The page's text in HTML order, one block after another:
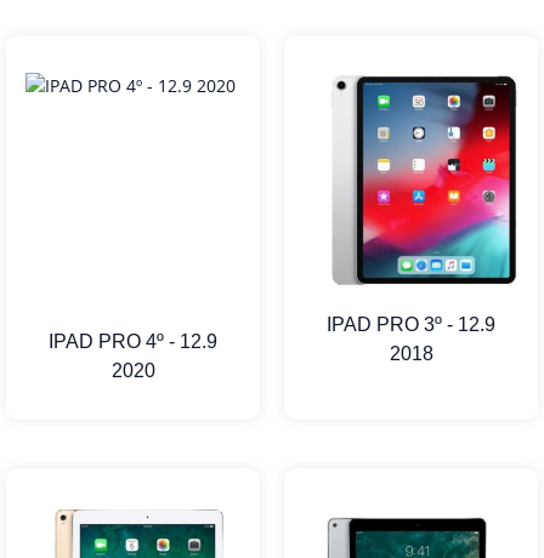
IPAD PRO 4º - 12.9
2020
IPAD PRO 3º - 12.9
2018